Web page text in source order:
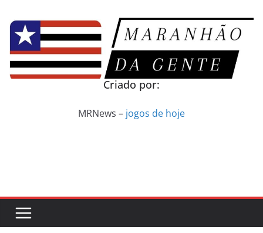
para
conteúdo
Criado por:
MRNews – jogos de hoje